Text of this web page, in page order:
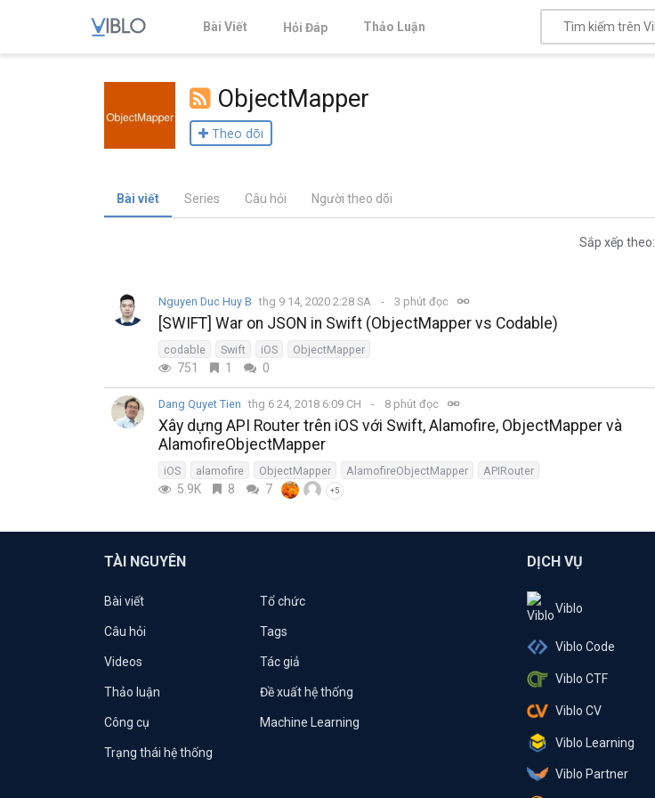
Bài Viết Hỏi Đáp Thảo Luận
ObjectMapper
Theo dõi
Bài viết Series Câu hỏi Người theo dõi
Sắp xếp theo:
Nguyen Duc Huy B thg 9 14, 2020 2:28 SA 3 phút đọc
[SWIFT] War on JSON in Swift (ObjectMapper vs Codable)
codable Swift iOS ObjectMapper
751 1 0
Dang Quyet Tien thg 6 24, 2018 6:09 CH 8 phút đọc
Xây dựng API Router trên iOS với Swift, Alamofire, ObjectMapper và
AlamofireObjectMapper
iOS alamofire ObjectMapper AlamofireObjectMapper APIRouter
5.9K 8 7 +5
TÀI NGUYÊN
Bài viết Tổ chức
Câu hỏi Tags
Videos Tác giả
Thảo luận Đề xuất hệ thống
Công cụ Machine Learning
Trạng thái hệ thống
DỊCH VỤ
Viblo
Viblo Code
Viblo CTF
Viblo CV
Viblo Learning
Viblo Partner